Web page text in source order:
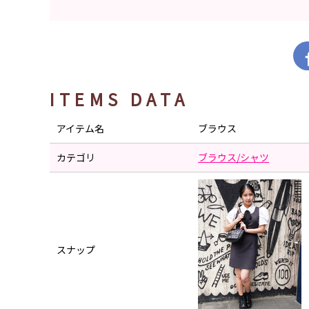
ITEMS DATA
アイテム名 ブラウス
カテゴリ ブラウス/シャツ
スナップ